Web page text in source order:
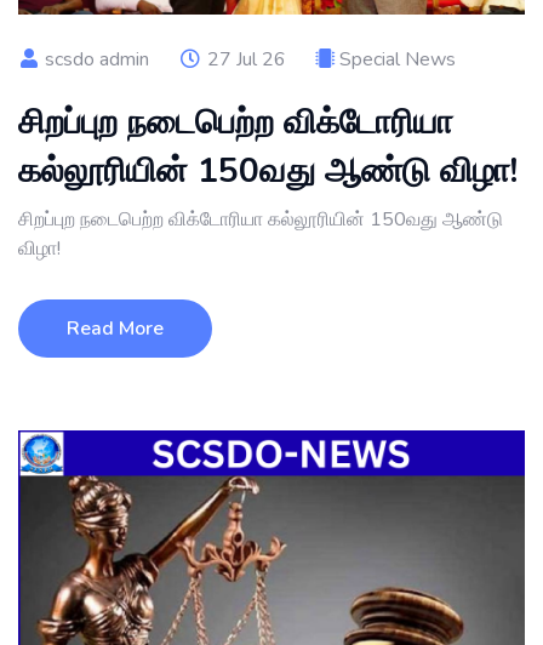
scsdo admin 27 Jul 26 Special News
சிறப்புற நடைபெற்ற விக்டோரியா
கல்லூரியின் 150வது ஆண்டு விழா!
சிறப்புற நடைபெற்ற விக்டோரியா கல்லூரியின் 150வது ஆண்டு
விழா!
Read More